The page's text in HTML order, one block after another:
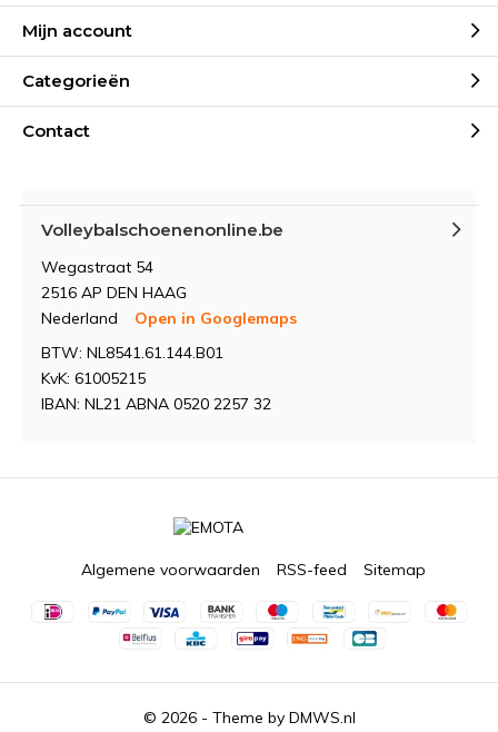
Mijn account
Categorieën
Contact
Volleybalschoenenonline.be
Wegastraat 54
2516 AP DEN HAAG
Nederland
Open in Googlemaps
BTW: NL8541.61.144.B01
KvK: 61005215
IBAN: NL21 ABNA 0520 2257 32
© 2026 - Theme by DMWS.nl
Algemene voorwaarden RSS-feed Sitemap